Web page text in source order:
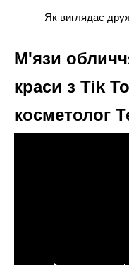
Як виглядає
М'язи
краси з Tik
косметолог